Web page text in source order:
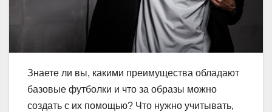
Знаете ли вы, какими преимущества обладают
базовые футболки и что за образы можно
создать с их помощью? Что нужно учитывать,